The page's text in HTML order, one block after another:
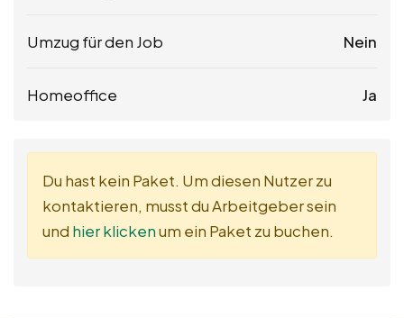
Umzug für den Job Nein
Homeoffice Ja
Du hast kein Paket. Um diesen Nutzer zu
kontaktieren, musst du Arbeitgeber sein
und hier klickenum ein Paket zu buchen.